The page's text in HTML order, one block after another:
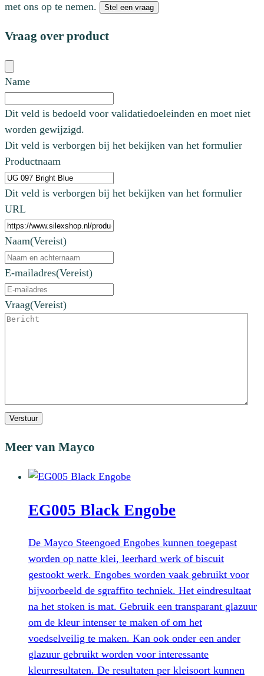
met ons op te nemen.
Stel een vraag
Vraag over product
Name
Dit veld is bedoeld voor validatiedoeleinden en moet niet
worden gewijzigd.
Dit veld is verborgen bij het bekijken van het formulier
Productnaam
Dit veld is verborgen bij het bekijken van het formulier
URL
Naam(Vereist)
E-mailadres(Vereist)
Vraag(Vereist)
Verstuur
Meer van Mayco
EG005 Black Engobe
De Mayco Steengoed Engobes kunnen toegepast
worden op natte klei, leerhard werk of biscuit
gestookt werk. Engobes worden vaak gebruikt voor
bijvoorbeeld de sgraffito techniek. Het eindresultaat
na het stoken is mat. Gebruik een transparant glazuur
om de kleur intenser te maken of om het
voedselveilig te maken. Kan ook onder een ander
glazuur gebruikt worden voor interessante
kleurresultaten. De resultaten per kleisoort kunnen